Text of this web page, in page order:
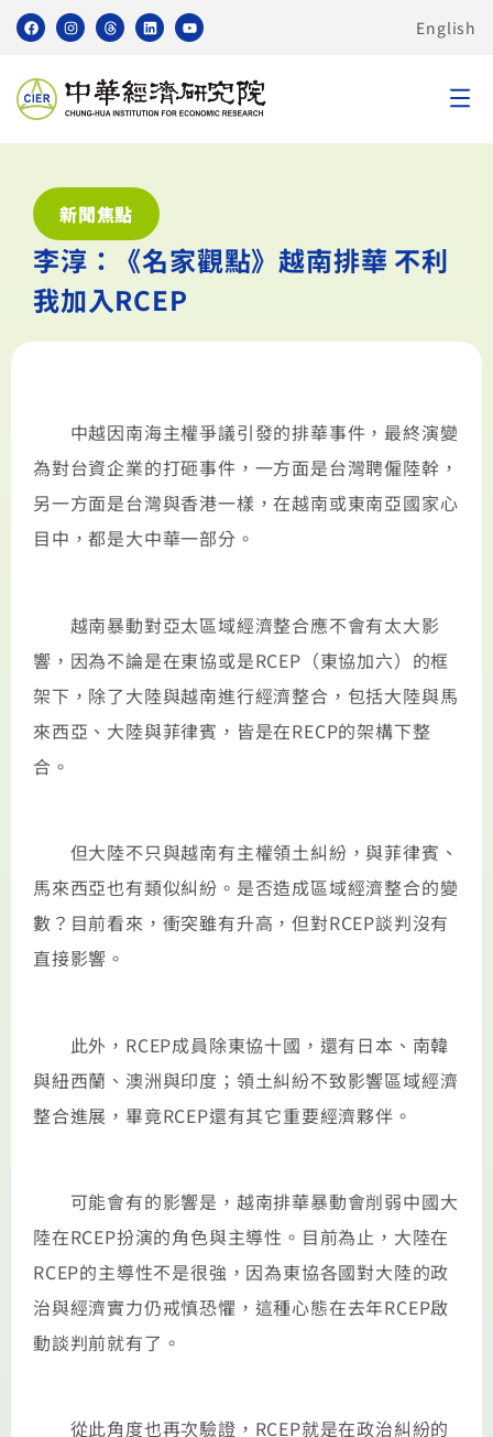
English
新聞焦點
李淳：《名家觀點》越南排華 不利
我加入RCEP
中越因南海主權爭議引發的排華事件，最終演變
為對台資企業的打砸事件，一方面是台灣聘僱陸幹，
另一方面是台灣與香港一樣，在越南或東南亞國家心
目中，都是大中華一部分。
越南暴動對亞太區域經濟整合應不會有太大影
響，因為不論是在東協或是RCEP（東協加六）的框
架下，除了大陸與越南進行經濟整合，包括大陸與馬
來西亞、大陸與菲律賓，皆是在RECP的架構下整
合。
但大陸不只與越南有主權領土糾紛，與菲律賓、
馬來西亞也有類似糾紛。是否造成區域經濟整合的變
數？目前看來，衝突雖有升高，但對RCEP談判沒有
直接影響。
此外，RCEP成員除東協十國，還有日本、南韓
與紐西蘭、澳洲與印度；領土糾紛不致影響區域經濟
整合進展，畢竟RCEP還有其它重要經濟夥伴。
可能會有的影響是，越南排華暴動會削弱中國大
陸在RCEP扮演的角色與主導性。目前為止，大陸在
RCEP的主導性不是很強，因為東協各國對大陸的政
治與經濟實力仍戒慎恐懼，這種心態在去年RCEP啟
動談判前就有了。
從此角度也再次驗證，RCEP就是在政治糾紛的